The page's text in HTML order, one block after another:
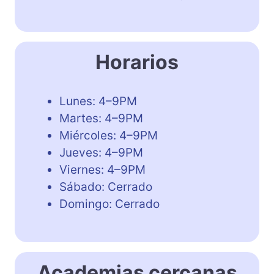
Horarios
Lunes: 4–9PM
Martes: 4–9PM
Miércoles: 4–9PM
Jueves: 4–9PM
Viernes: 4–9PM
Sábado: Cerrado
Domingo: Cerrado